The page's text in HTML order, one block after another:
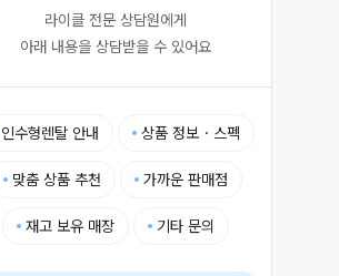
라이클 전문 상담원에게
아래 내용을 상담받을 수 있어요
인수형렌탈 안내 상품 정보・스펙
맞춤 상품 추천 가까운 판매점
재고 보유 매장 기타 문의